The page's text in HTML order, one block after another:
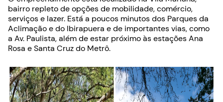
bairro repleto de opções de mobilidade, comércio,
serviços e lazer. Está a poucos minutos dos Parques da
Aclimação e do Ibirapuera e de importantes vias, como
a Av. Paulista, além de estar próximo às estações Ana
Rosa e Santa Cruz do Metrô.